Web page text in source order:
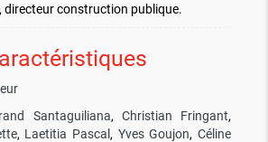
directeur construction publique.
Santaguiliana, Christian Fringant,
, Laetitia Pascal, Yves Goujon, Céline